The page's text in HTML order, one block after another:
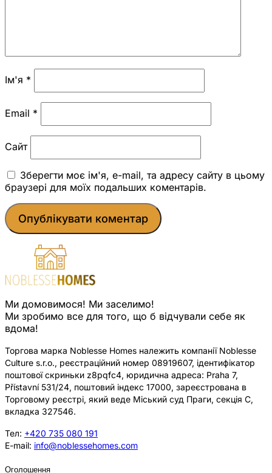
Ім'я *
Email *
Сайт
Зберегти моє ім'я, e-mail, та адресу сайту в цьому
браузері для моїх подальших коментарів.
Ми домовимося! Ми заселимо!
Ми зробимо все для того, що б відчували себе як
вдома!
Торгова марка Noblesse Homes належить компанії Noblesse
Culture s.r.o., реєстраційний номер 08919607, ідентифікатор
поштової скриньки z8pqfc4, юридична адреса: Praha 7,
Přístavní 531/24, поштовий індекс 17000, зареєстрована в
Торговому реєстрі, який веде Міський суд Праги, секція C,
вкладка 327546.
Тел: +420 735 080 191
E-mail: info@noblessehomes.com
Оголошення